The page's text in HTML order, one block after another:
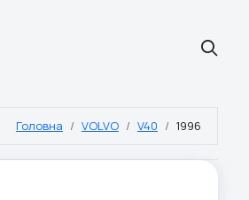
Головна VOLVO V40 1996